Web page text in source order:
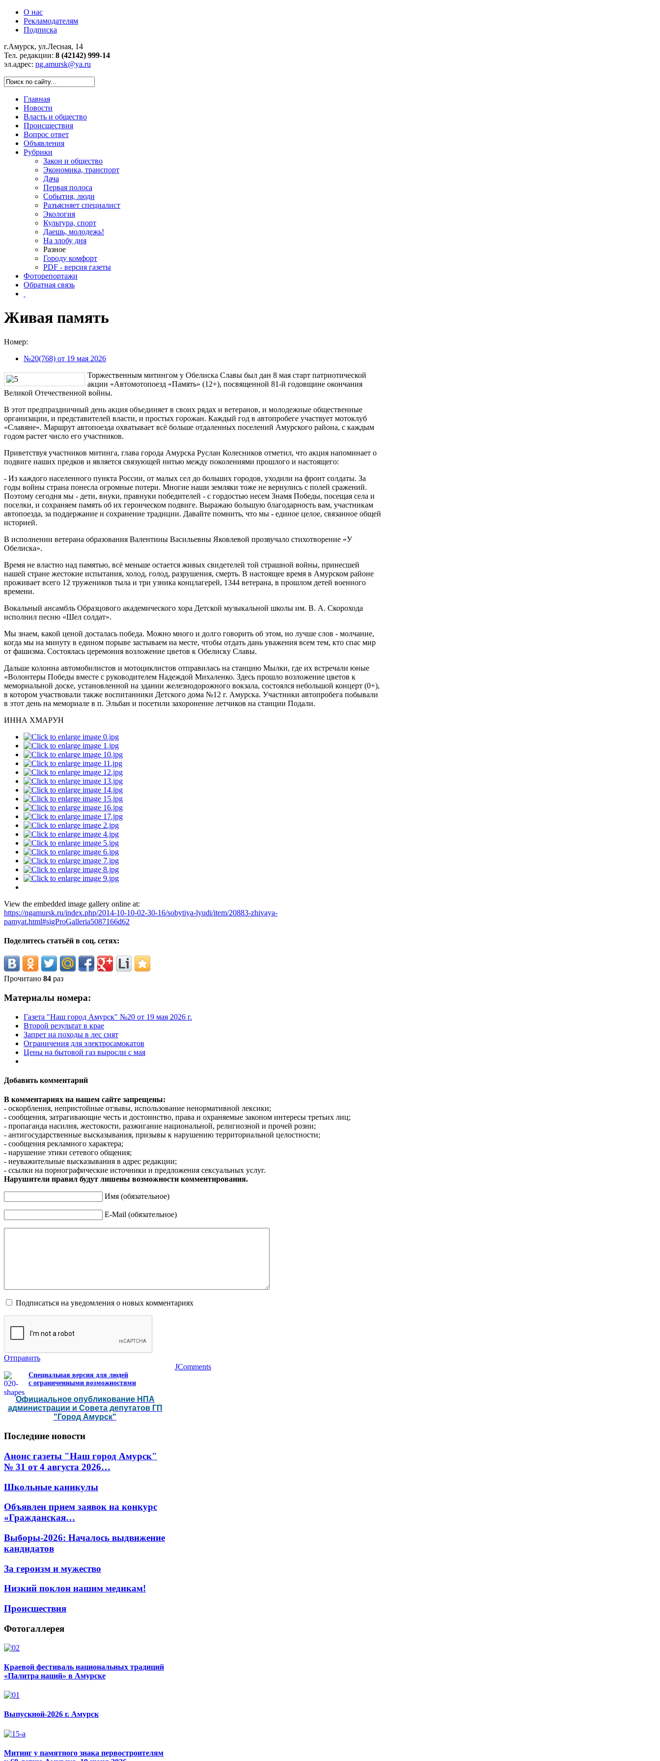
О нас
Рекламодателям
Подписка
г.Амурск, ул.Лесная, 14
Тел. редакции: 8 (42142) 999-14
эл.адрес: ng.amursk@ya.ru
Главная
Новости
Власть и общество
Происшествия
Вопрос ответ
Объявления
Рубрики
Закон и общество
Экономика, транспорт
Дача
Первая полоса
События, люди
Разъясняет специалист
Экология
Культура, спорт
Даешь, молодежь!
На злобу дня
Разное
Городу комфорт
PDF - версия газеты
Фоторепортажи
Обратная связь
Живая память
Номер:
№20(768) от 19 мая 2026
Торжественным митингом у Обелиска Славы был дан 8 мая старт патриотической
акции «Автомотопоезд «Память» (12+), посвященной 81-й годовщине окончания
Великой Отечественной войны.
В этот предпраздничный день акция объединяет в своих рядах и ветеранов, и молодежные общественные
организации, и представителей власти, и простых горожан. Каждый год в автопробеге участвует мотоклуб
«Славяне». Маршрут автопоезда охватывает всё больше отдаленных поселений Амурского района, с каждым
годом растет число его участников.
Приветствуя участников митинга, глава города Амурска Руслан Колесников отметил, что акция напоминает о
подвиге наших предков и является связующей нитью между поколениями прошлого и настоящего:
- Из каждого населенного пункта России, от малых сел до больших городов, уходили на фронт солдаты. За
годы войны страна понесла огромные потери. Многие наши земляки тоже не вернулись с полей сражений.
Поэтому сегодня мы - дети, внуки, правнуки победителей - с гордостью несем Знамя Победы, посещая села и
поселки, и сохраняем память об их героическом подвиге. Выражаю большую благодарность вам, участникам
автопоезда, за поддержание и сохранение традиции. Давайте помнить, что мы - единое целое, связанное общей
историей.
В исполнении ветерана образования Валентины Васильевны Яковлевой прозвучало стихотворение «У
Обелиска».
Время не властно над памятью, всё меньше остается живых свидетелей той страшной войны, принесшей
нашей стране жестокие испытания, холод, голод, разрушения, смерть. В настоящее время в Амурском районе
проживает всего 12 тружеников тыла и три узника концлагерей, 1344 ветерана, в прошлом детей военного
времени.
Вокальный ансамбль Образцового академического хора Детской музыкальной школы им. В. А. Скорохода
исполнил песню «Шел солдат».
Мы знаем, какой ценой досталась победа. Можно много и долго говорить об этом, но лучше слов - молчание,
когда мы на минуту в едином порыве застываем на месте, чтобы отдать дань уважения всем тем, кто спас мир
от фашизма. Состоялась церемония возложение цветов к Обелиску Славы.
Дальше колонна автомобилистов и мотоциклистов отправилась на станцию Мылки, где их встречали юные
«Волонтеры Победы вместе с руководителем Надеждой Михаленко. Здесь прошло возложение цветов к
мемориальной доске, установленной на здании железнодорожного вокзала, состоялся небольшой концерт (0+),
в котором участвовали также воспитанники Детского дома №12 г. Амурска. Участники автопробега побывали
в этот день на мемориале в п. Эльбан и посетили захоронение летчиков на станции Подали.
ИННА ХМАРУН
View the embedded image gallery online at:
https://ngamursk.ru/index.php/2014-10-10-02-30-16/sobytiya-lyudi/item/20883-zhivaya-
pamyat.html#sigProGalleria5087166d62
Поделитесь статьёй в соц. сетях:
Прочитано 84 раз
Материалы номера:
Газета "Наш город Амурск" №20 от 19 мая 2026 г.
Второй результат в крае
Запрет на походы в лес снят
Ограничения для электросамокатов
Цены на бытовой газ выросли с мая
Добавить комментарий
В комментариях на нашем сайте запрещены:
- оскорбления, непристойные отзывы, использование ненормативной лексики;
- сообщения, затрагивающие честь и достоинство, права и охраняемые законом интересы третьих лиц;
- пропаганда насилия, жестокости, разжигание национальной, религиозной и прочей розни;
- антигосударственные высказывания, призывы к нарушению территориальной целостности;
- сообщения рекламного характера;
- нарушение этики сетевого общения;
- неуважительные высказывания в адрес редакции;
- ссылки на порнографические источники и предложения сексуальных услуг.
Нарушители правил будут лишены возможности комментирования.
Имя (обязательное)
E-Mail (обязательное)
Подписаться на уведомления о новых комментариях
Отправить
JComments
Специальная версия для людей
с ограниченными возможностями
Официальное опубликование НПА
администрации и Совета депутатов ГП
"Город Амурск"
Последние новости
Анонс газеты "Наш город Амурск"
№ 31 от 4 августа 2026…
Школьные каникулы
Объявлен прием заявок на конкурс
«Гражданская…
Выборы-2026: Началось выдвижение
кандидатов
За героизм и мужество
Низкий поклон нашим медикам!
Происшествия
Фотогаллерея
Краевой фестиваль национальных традиций
«Палитра наций» в Амурске
Выпускной-2026 г. Амурск
Митинг у памятного знака первостроителям